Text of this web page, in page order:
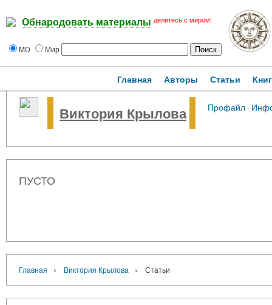
Обнародовать материалы делитесь с миром!
MD Мир
Главная Авторы Статьи
Виктория Крылова Профайл·
ПУСТО
Главная › Виктория Крылова › Статьи